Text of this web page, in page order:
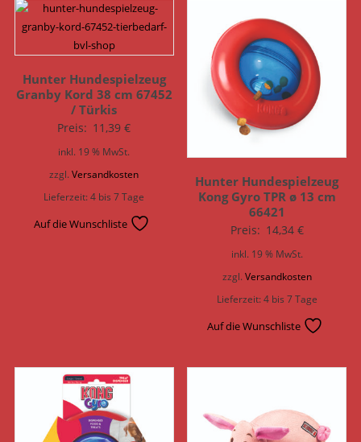
Hunter Hundespielzeug
Granby Kord 38 cm 67452
/ Türkis
Preis: 11,39€
inkl. 19 % MwSt.
zzgl.Versandkosten
Lieferzeit:4 bis 7 Tage
Auf die Wunschliste
Hunter Hundespielzeug
Kong Gyro TPR ø 13 cm
66421
Preis: 14,34 €
inkl. 19 % MwSt.
zzgl. Versandkosten
Lieferzeit:4 bis 7 Tage
Auf die Wunschliste